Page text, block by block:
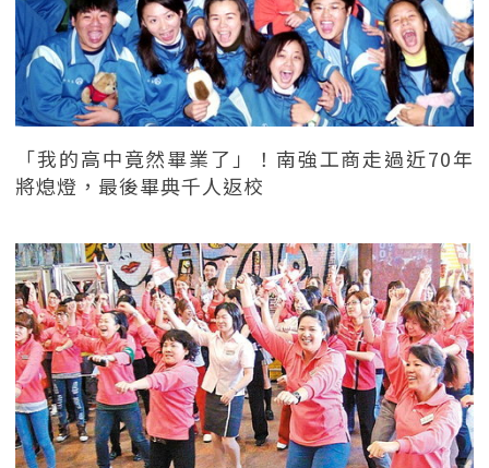
「我的高中竟然畢業了」！南強工商走過近70年
將熄燈，最後畢典千人返校